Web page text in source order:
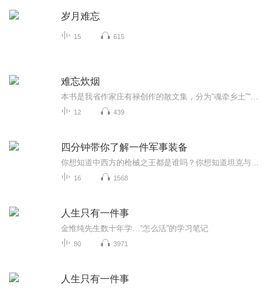
岁月难忘
15 615
难忘炊烟
12 439
四分钟带你了解一件军事装备
16 1568
人生只有一件事
金惟纯先生数十年学…“怎么活”的学习笔记
80 3971
人生只有一件事